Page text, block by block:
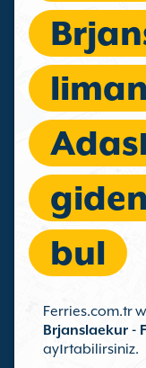
bul
Ferries.com.tr
Brjanslaekur -
ayırtabilirsiniz.